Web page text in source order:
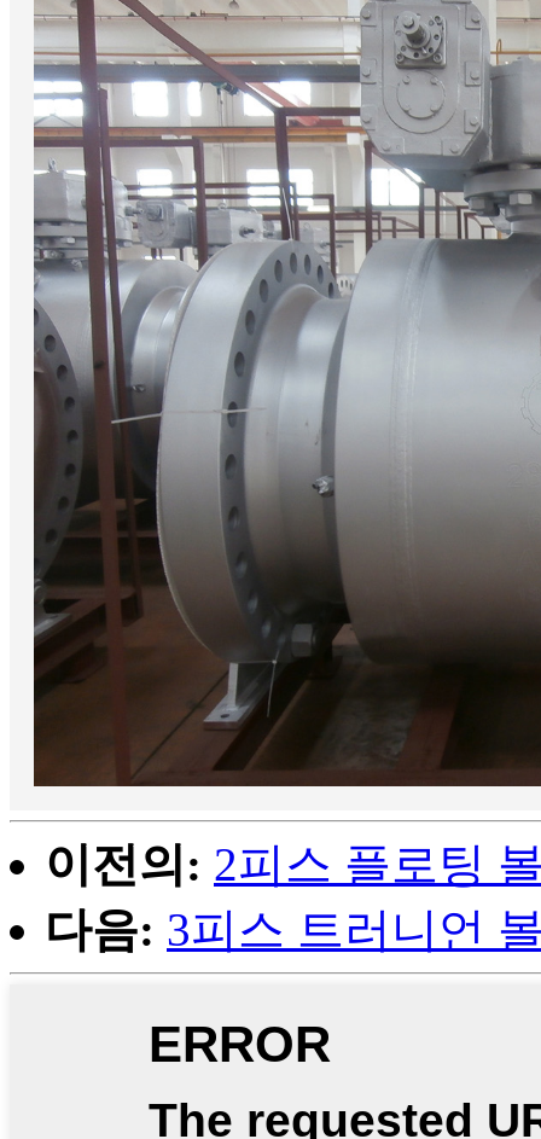
이전의: 2피스 플로팅
다음: 3피스 트러니언